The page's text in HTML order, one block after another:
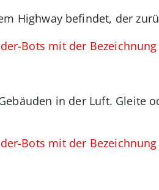
Highway befindet, der
Bots mit der Bezeichnung
in der Luft. Gleite
Bots mit der Bezeichnung